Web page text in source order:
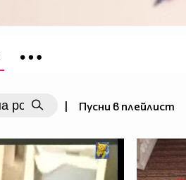
| Пусни в плейлист